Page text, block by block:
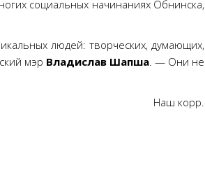
социальных начинаниях Обнинска,
людей: творческих, думающих,
мэр Владислав Шапша. — Они не
Наш корр.